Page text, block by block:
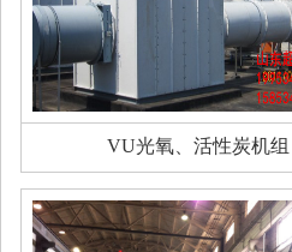
VU光氧、活性炭机组